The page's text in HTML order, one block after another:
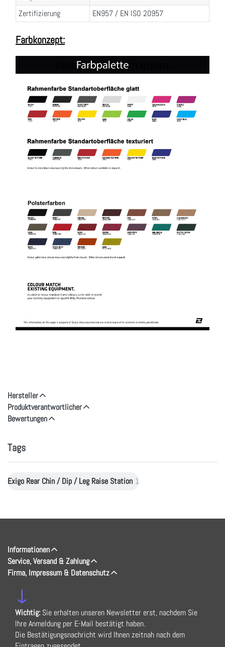
Zertifizierung
EN957 / EN ISO 20957
Farbkonzept:
Hersteller
Produktverantwortlicher
Bewertungen
Tags
Exigo Rear Chin / Dip / Leg Raise Station 1
Informationen
Service, Versand & Zahlung
Firma, Impressum & Datenschutz
↓
Wichtig: Sie erhalten unseren Newsletter erst, nachdem Sie
Ihre Anmeldung per E-Mail bestätigt haben.
Die Bestätigungsnachricht wird Ihnen zeitnah nach dem